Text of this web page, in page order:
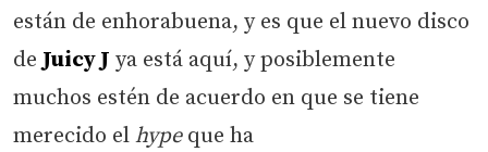
están de enhorabuena, y es que el nuevo disco
deJuicy J ya está aquí, y posiblemente
muchos estén de acuerdo en que se tiene
merecido el hypeque ha